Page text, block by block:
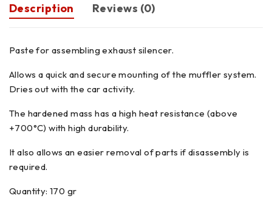
Description Reviews (0)
Paste for assembling exhaust silencer.
Allows a quick and secure mounting of the muffler system.
Dries out with the car activity.
The hardened mass has a high heat resistance (above
+700°C) with high durability.
It also allows an easier removal of parts if disassembly is
required.
Quantity: 170 gr